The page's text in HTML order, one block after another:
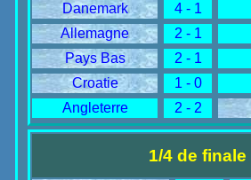
Danemark
4 - 1
Allemagne
2 - 1
Pays Bas
2 - 1
Croatie
1 - 0
Angleterre
2 - 2
1/4 de finale